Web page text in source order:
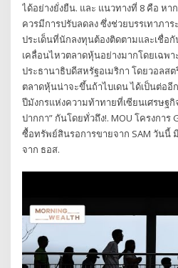
ได้อย่างยั่งยืน. และ แนวทางที่ 8 คือ หา
ควรมีการปรับลดลง ซึ่งช่วยบรรเทาภา
ประเด็นที่นักลงทุนต้องติดตามและเชื่อ
เคลื่อนไหวตลาดหุ้นอย่างมากโดยเฉพา
ประธานาธิบดีสหรัฐอเมริกา โดยวอลส
ตลาดหุ้นน่าจะขึ้นถ้าไบเดน ได้เป็นต่อ
ปีมังกรแห่งความท้าทายที่เซียนเศรษฐ
ปากกา” กันโดยทั่วถึง!. MOU โครงการ
ซื้อทรัพย์สินรอการขายจาก SAM วันนี้
จาก ธอส.